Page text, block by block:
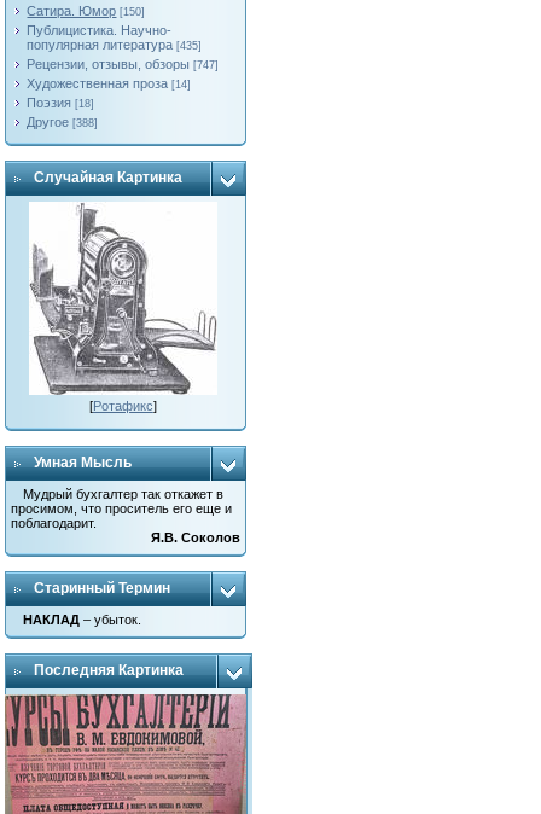
Сатира. Юмор [150]
Публицистика. Научно-
популярная литература [435]
Рецензии, отзывы, обзоры [747]
Художественная проза [14]
Поэзия [18]
Другое [388]
Случайная Картинка
[Ротафикс]
Умная Мысль
Мудрый бухгалтер так откажет в
просимом, что проситель его еще и
поблагодарит.
Я.В. Соколов
Старинный Термин
НАКЛАД – убыток.
Последняя Картинка